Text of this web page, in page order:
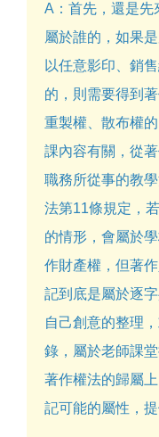
A：首先，還是先
屬於誰的，如果
以任意影印、銷
的，則需要得到
重製權、散布權
課內容有關，從
職務所從事的教
法第11條規定，
的情形，會屬於
作財產權，但著
記到底是屬於逐
自己創意的整理
錄，屬於老師課
著作權法的歸屬
記可能的屬性，提